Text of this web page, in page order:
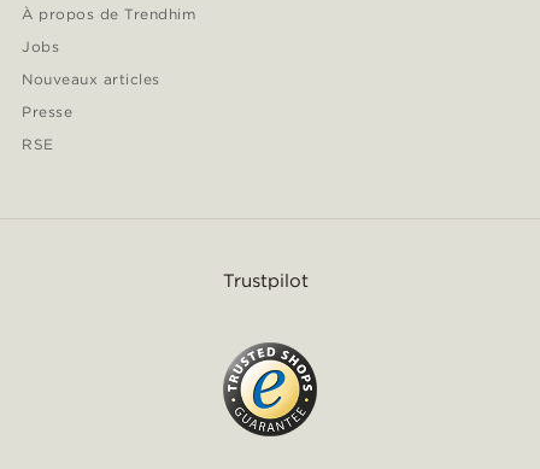
À propos de Trendhim
Jobs
Nouveaux articles
Presse
RSE
Trustpilot